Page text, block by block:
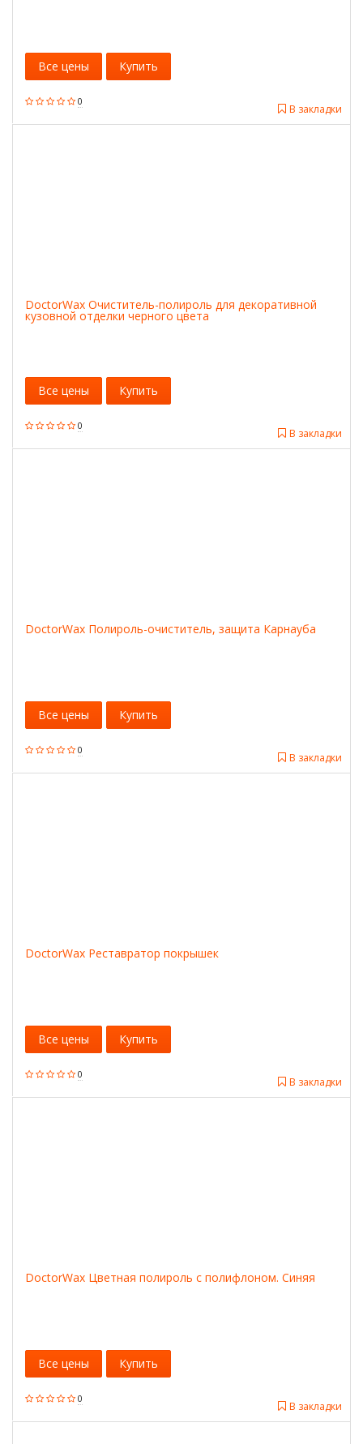
0
В закладки
Все цены Купить
DoctorWax Очиститель-полироль для декоративной
кузовной отделки черного цвета
0
В закладки
Все цены Купить
DoctorWax Полироль-очиститель, защита Карнауба
0
В закладки
Все цены Купить
DoctorWax Реставратор покрышек
0
В закладки
Все цены Купить
DoctorWax Цветная полироль с полифлоном. Синяя
0
В закладки
Все цены Купить